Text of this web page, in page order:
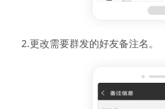
2.更改需要群发的好友备注名。